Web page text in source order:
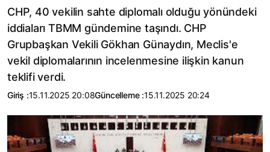
CHP, 40 vekilin sahte diplomalı olduğu yönündeki
iddiaları TBMM gündemine taşındı. CHP
Grupbaşkan Vekili Gökhan Günaydın, Meclis'e
vekil diplomalarının incelenmesine ilişkin kanun
teklifi verdi.
Giriş :15.11.2025 20:08Güncelleme :15.11.2025 20:24